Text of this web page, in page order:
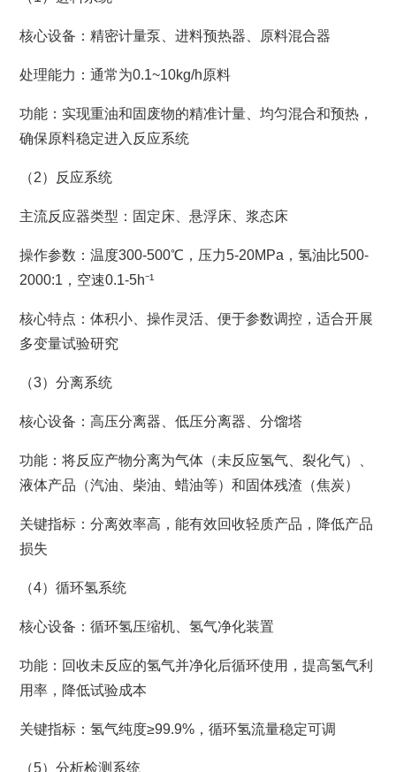
核心设备：精密计量泵、进料预热器、原料混合器
处理能力：通常为0.1~10kg/h原料
功能：实现重油和固废物的精准计量、均匀混合和预热，
确保原料稳定进入反应系统
（2）反应系统
主流反应器类型：固定床、悬浮床、浆态床
操作参数：温度300-500℃，压力5-20MPa，氢油比500-
2000:1，空速0.1-5h⁻¹
核心特点：体积小、操作灵活、便于参数调控，适合开展
多变量试验研究
（3）分离系统
核心设备：高压分离器、低压分离器、分馏塔
功能：将反应产物分离为气体（未反应氢气、裂化气）、
液体产品（汽油、柴油、蜡油等）和固体残渣（焦炭）
关键指标：分离效率高，能有效回收轻质产品，降低产品
损失
（4）循环氢系统
核心设备：循环氢压缩机、氢气净化装置
功能：回收未反应的氢气并净化后循环使用，提高氢气利
用率，降低试验成本
关键指标：氢气纯度≥99.9%，循环氢流量稳定可调
（5）分析检测系统